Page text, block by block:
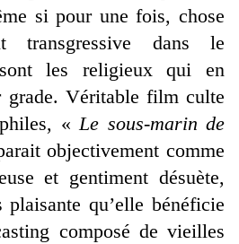
si pour une fois, chose
transgressive dans le
les religieux qui en
grade. Véritable film culte
«Le sous-marin de
objectivement comme
et gentiment désuète,
plaisante qu’elle bénéficie
composé de vieilles